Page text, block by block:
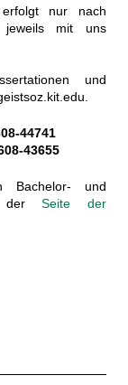
erfolgt nur nach
jeweils mit uns
und
44741
43655
Bachelor- und
derSeite der